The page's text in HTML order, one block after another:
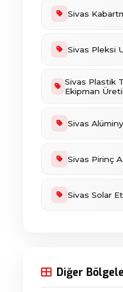
Sivas
Sivas Pleksi
Sivas Plastik
Ekipman
Sivas
Sivas Pirinç
Sivas Solar
Diğer